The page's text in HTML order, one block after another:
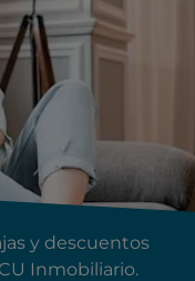
y descuentos
Inmobiliario.